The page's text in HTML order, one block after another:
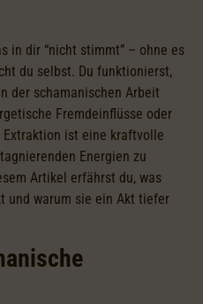
in dir “nicht stimmt” – ohne es
du selbst. Du funktionierst,
der schamanischen Arbeit
Fremdeinflüsse oder
ist eine kraftvolle
Energien zu
Artikel erfährst du, was
und warum sie ein Akt tiefer